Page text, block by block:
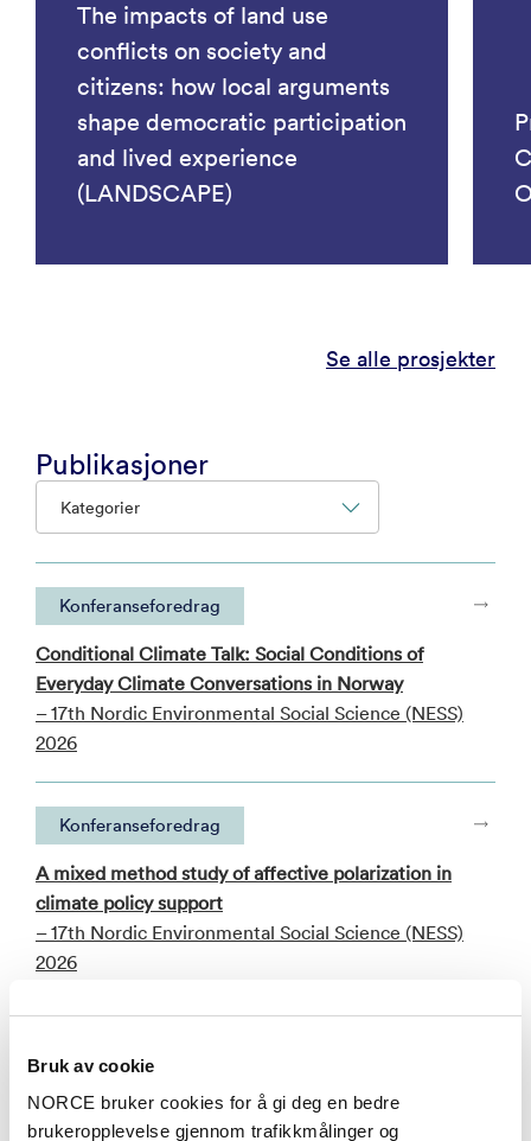
Bruk av cookie
NORCE bruker cookies for å gi deg en bedre
brukeropplevelse gjennom trafikkmålinger og
The impacts of land use
conflicts on society and
citizens: how local arguments
shape democratic participation
and lived experience
(LANDSCAPE)
Se alle prosjekter
Publikasjoner
Kategorier
Konferanseforedrag
Conditional Climate Talk: Social Conditions of
Everyday Climate Conversations in Norway
– 17th Nordic Environmental Social Science (NESS)
2026
Konferanseforedrag
A mixed method study of affective polarization in
climate policy support
– 17th Nordic Environmental Social Science (NESS)
2026